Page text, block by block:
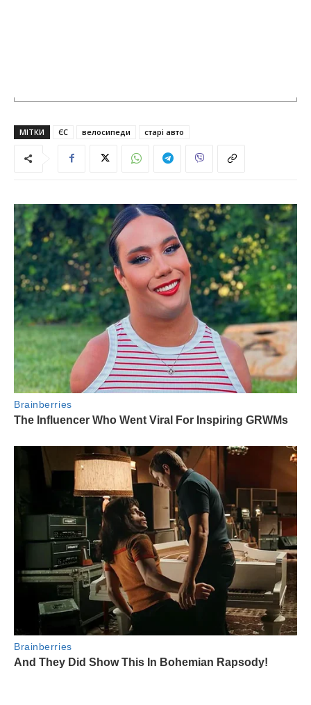
МІТКИ ЄС велосипеди старі авто